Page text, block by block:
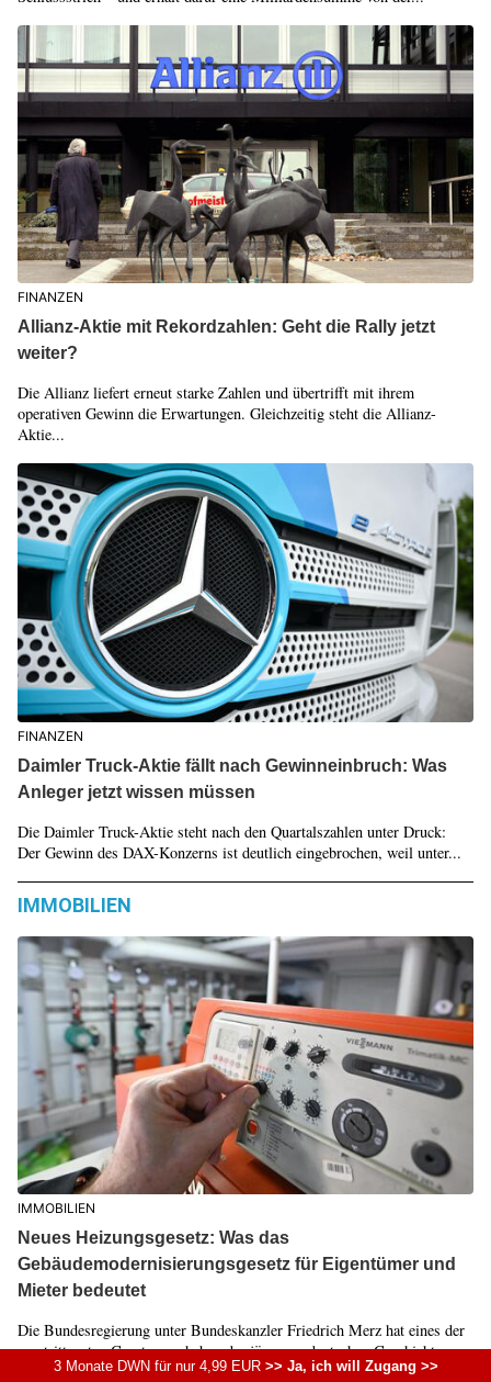
FINANZEN
Allianz-Aktie mit Rekordzahlen: Geht die Rally jetzt
weiter?
Die Allianz liefert erneut starke Zahlen und übertrifft mit ihrem
operativen Gewinn die Erwartungen. Gleichzeitig steht die Allianz-
Aktie...
FINANZEN
Daimler Truck-Aktie fällt nach Gewinneinbruch: Was
Anleger jetzt wissen müssen
Die Daimler Truck-Aktie steht nach den Quartalszahlen unter Druck:
Der Gewinn des DAX-Konzerns ist deutlich eingebrochen, weil unter...
IMMOBILIEN
IMMOBILIEN
Neues Heizungsgesetz: Was das
Gebäudemodernisierungsgesetz für Eigentümer und
Mieter bedeutet
Die Bundesregierung unter Bundeskanzler Friedrich Merz hat eines der
umstrittensten Gesetzesvorhaben der jüngeren deutschen Geschichte...
3 Monate DWN für nur 4,99 EUR>> Ja, ich will Zugang >>